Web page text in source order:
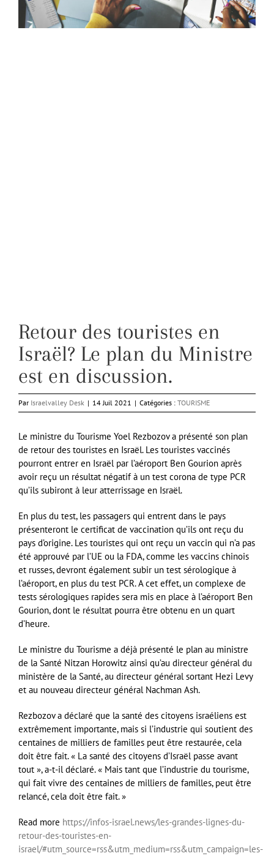
Retour des touristes en
Israël? Le plan du Ministre
est en discussion.
Par Israelvalley Desk | 14 Juil 2021 | Catégories : TOURISME
Le ministre du Tourisme Yoel Rezbozov a présenté son plan
de retour des touristes en Israël. Les touristes vaccinés
pourront entrer en Israël par l’aéroport Ben Gourion après
avoir reçu un résultat négatif à un test corona de type PCR
qu’ils subiront à leur atterrissage en Israël.
En plus du test, les passagers qui entrent dans le pays
présenteront le certificat de vaccination qu’ils ont reçu du
pays d’origine. Les touristes qui ont reçu un vaccin qui n’a pas
été approuvé par l’UE ou la FDA, comme les vaccins chinois
et russes, devront également subir un test sérologique à
l’aéroport, en plus du test PCR. A cet effet, un complexe de
tests sérologiques rapides sera mis en place à l’aéroport Ben
Gourion, dont le résultat pourra être obtenu en un quart
d’heure.
Le ministre du Tourisme a déjà présenté le plan au ministre
de la Santé Nitzan Horowitz ainsi qu’au directeur général du
ministère de la Santé, au directeur général sortant Hezi Levy
et au nouveau directeur général Nachman Ash.
Rezbozov a déclaré que la santé des citoyens israéliens est
extrêmement importante, mais si l’industrie qui soutient des
centaines de milliers de familles peut être restaurée, cela
doit être fait. « La santé des citoyens d’Israël passe avant
tout », a-t-il déclaré. « Mais tant que l’industrie du tourisme,
qui fait vivre des centaines de milliers de familles, peut être
relancé, cela doit être fait. »
Read more https://infos-israel.news/les-grandes-lignes-du-
retour-des-touristes-en-
israel/#utm_source=rss&utm_medium=rss&utm_campaign=les-